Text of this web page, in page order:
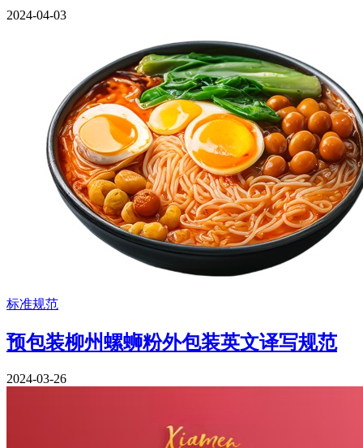
2024-04-03
标准规范
预包装柳州螺蛳粉外包装英文译写规范
2024-03-26